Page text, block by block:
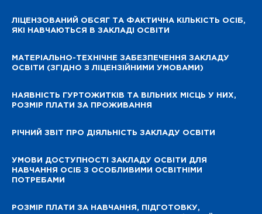
ЛІЦЕНЗОВАНИЙ ОБСЯГ ТА ФАКТИЧНА КІЛЬКІСТЬ ОСІБ,
ЯКІ НАВЧАЮТЬСЯ В ЗАКЛАДІ ОСВІТИ
МАТЕРІАЛЬНО-ТЕХНІЧНЕ ЗАБЕЗПЕЧЕННЯ ЗАКЛАДУ
ОСВІТИ (ЗГІДНО З ЛІЦЕНЗІЙНИМИ УМОВАМИ)
НАЯВНІСТЬ ГУРТОЖИТКІВ ТА ВІЛЬНИХ МІСЦЬ У НИХ,
РОЗМІР ПЛАТИ ЗА ПРОЖИВАННЯ
РІЧНИЙ ЗВІТ ПРО ДІЯЛЬНІСТЬ ЗАКЛАДУ ОСВІТИ
УМОВИ ДОСТУПНОСТІ ЗАКЛАДУ ОСВІТИ ДЛЯ
НАВЧАННЯ ОСІБ З ОСОБЛИВИМИ ОСВІТНІМИ
ПОТРЕБАМИ
РОЗМІР ПЛАТИ ЗА НАВЧАННЯ, ПІДГОТОВКУ,